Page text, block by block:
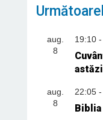
aug.
8
19:10-
astăzi
aug.
8
22:05-
Biblia